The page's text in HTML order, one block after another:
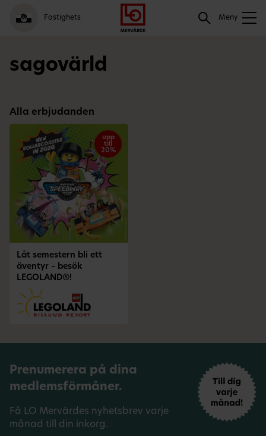
Gå
till
meny
Logga
in
Hoppa
till
innehåll
Fastighets Meny
Sök
sagovärld
Alla erbjudanden
upp
till
20%
Låt semestern bli ett
äventyr – besök
LEGOLAND®!
Prenumerera på dina
medlemsförmåner.
Få LO Mervärdes nyhetsbrev varje
månad till din inkorg.